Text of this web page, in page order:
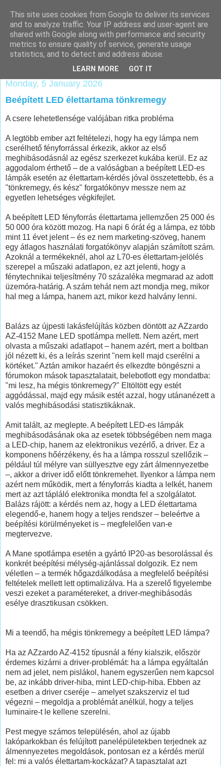
Klímaszerelés
panellakásba
Monday, 5 January 2026
Beépített LED élettartama tönkremegy
A csere lehetetlensége valójában ritka probléma
A legtöbb ember azt feltételezi, hogy ha egy lámpa nem
cserélhető fényforrással érkezik, akkor az első
meghibásodásnál az egész szerkezet kukába kerül. Ez az
aggodalom érthető – de a valóságban a beépített LED-es
lámpák esetén az élettartam-kérdés jóval összetettebb, és a
"tönkremegy, és kész" forgatókönyv messze nem az
egyetlen lehetséges végkifejlet.
A beépített LED fényforrás élettartama jellemzően 25 000 és
50 000 óra között mozog. Ha napi 6 órát ég a lámpa, ez több
mint 11 évet jelent – és ez nem marketing-szöveg, hanem
egy átlagos használati forgatókönyv alapján számított szám.
Azoknál a termékeknél, ahol az L70-es élettartam-jelölés
szerepel a műszaki adatlapon, ez azt jelenti, hogy a
fénytechnikai teljesítmény 70 százaléka megmarad az adott
üzemóra-határig. A szám tehát nem azt mondja meg, mikor
hal meg a lámpa, hanem azt, mikor kezd halvány lenni.
Balázs az újpesti lakásfelújítás közben döntött az AZzardo
AZ-4152 Mane LED spotlámpa mellett. Nem azért, mert
olvasta a műszaki adatlapot – hanem azért, mert a boltban
jól nézett ki, és a leírás szerint "nem kell majd cserélni a
körtéket." Aztán amikor hazaért és elkezdte böngészni a
fórumokon mások tapasztalatait, belebotlott egy mondatba:
"mi lesz, ha mégis tönkremegy?" Eltöltött egy estét
aggódással, majd egy másik estét azzal, hogy utánanézett a
valós meghibásodási statisztikáknak.
Amit talált, az meglepte. A beépített LED-es lámpák
meghibásodásának oka az esetek többségében nem maga
a LED-chip, hanem az elektronikus vezérlő, a driver. Ez a
komponens hőérzékeny, és ha a lámpa rosszul szellőzik –
például túl mélyre van süllyesztve egy zárt álmennyezetbe
–, akkor a driver idő előtt tönkremehet. Ilyenkor a lámpa nem
azért nem működik, mert a fényforrás kiadta a lelkét, hanem
mert az azt tápláló elektronika mondta fel a szolgálatot.
Balázs rájött: a kérdés nem az, hogy a LED élettartama
elegendő-e, hanem hogy a teljes rendszer – beleértve a
beépítési körülményeket is – megfelelően van-e
megtervezve.
A Mane spotlámpa esetén a gyártó IP20-as besorolással és
konkrét beépítési mélység-ajánlással dolgozik. Ez nem
véletlen – a termék hőgazdálkodása a megfelelő beépítési
feltételek mellett lett optimalizálva. Ha a szerelő figyelembe
veszi ezeket a paramétereket, a driver-meghibásodás
esélye drasztikusan csökken.
Mi a teendő, ha mégis tönkremegy a beépített LED lámpa?
Ha az AZzardo AZ-4152 típusnál a fény kialszik, először
érdemes kizárni a driver-problémát: ha a lámpa egyáltalán
nem ad jelet, nem pislákol, hanem egyszerűen nem kapcsol
be, az inkább driver-hiba, mint LED-chip-hiba. Ebben az
esetben a driver cseréje – amelyet szakszerviz el tud
végezni – megoldja a problémát anélkül, hogy a teljes
luminaire-t le kellene szerelni.
Pest megye számos településén, ahol az újabb
lakóparkokban és felújított panelépületekben terjednek az
álmennyezetes megoldások, pontosan ez a kérdés merül
fel: mi a valós élettartam-kockázat? A tapasztalat azt
This site uses cookies from Google to deliver its services
and to analyze traffic. Your IP address and user-agent are
shared with Google along with performance and security
metrics to ensure quality of service, generate usage
statistics, and to detect and address abuse.
LEARN MORE GOT IT